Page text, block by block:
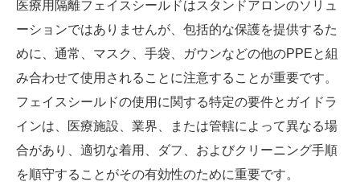
医療用隔離フェイスシールドはスタンドアロンのソリュ
ーションではありませんが、包括的な保護を提供するた
めに、通常、マスク、手袋、ガウンなどの他のPPEと組
み合わせて使用されることに注意することが重要です。
フェイスシールドの使用に関する特定の要件とガイドラ
インは、医療施設、業界、または管轄によって異なる場
合があり、適切な着用、ダフ、およびクリーニング手順
を順守することがその有効性のために重要です。